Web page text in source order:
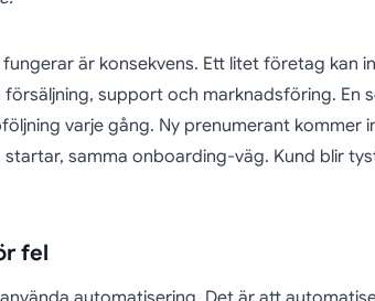
är konsekvens. Ett litet företag kan
support och marknadsföring. En
varje gång. Ny prenumerant kommer
samma onboarding-väg. Kund blir
fel